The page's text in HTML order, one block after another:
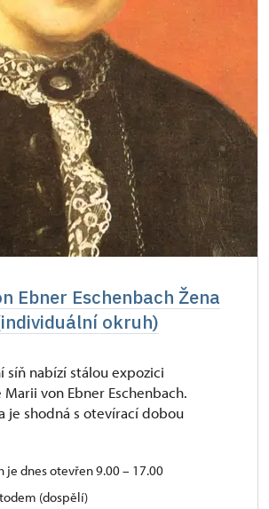
Ebner Eschenbach Žena
okruh)
síň nabízí stálou expozici
von Ebner Eschenbach.
je shodná s otevírací dobou
je dnes otevřen 9.00 – 17.00
(dospělí)